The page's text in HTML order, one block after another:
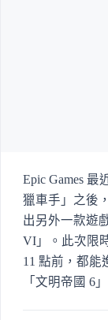
Epic Games
獵車手」之後
出另外一款遊
VI」。此次限
11 點前，都能
「文明帝國 6